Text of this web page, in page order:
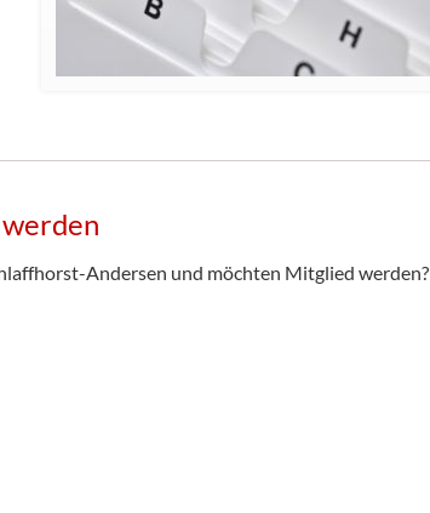
Andersen und möchten Mitglied werden?